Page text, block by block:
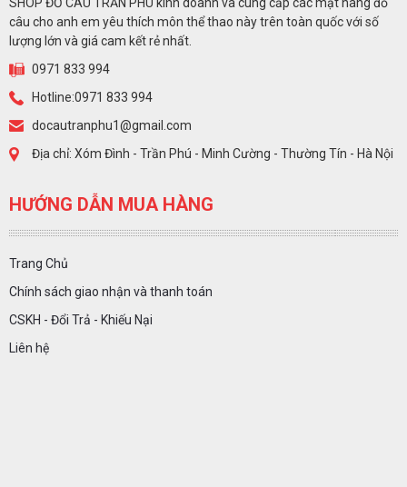
câu cho anh em yêu thích môn thể thao này trên toàn quốc với số
lượng lớn và giá cam kết rẻ nhất.
0971 833 994
Hotline:0971 833 994
docautranphu1@gmail.com
Địa chỉ: Xóm Đình - Trần Phú - Minh Cường - Thường Tín - Hà Nội
HƯỚNG DẪN MUA HÀNG
Trang Chủ
Chính sách giao nhận và thanh toán
CSKH - Đổi Trả - Khiếu Nại
Liên hệ